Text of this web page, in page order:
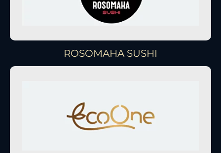
ROSOMAHA SUSHI